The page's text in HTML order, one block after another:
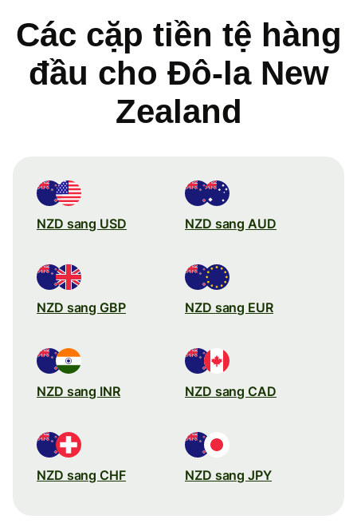
Các cặp tiền tệ hàng
đầu cho Đô-la New
Zealand
NZD sang USD NZD sang AUD
NZD sang GBP NZD sang EUR
NZD sang INR NZD sang CAD
NZD sang CHF NZD sang JPY